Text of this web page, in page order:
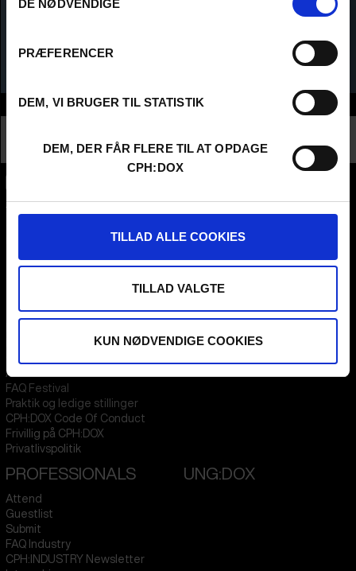
DE NØDVENDIGE
PRÆFERENCER
DEM, VI BRUGER TIL STATISTIK
DEM, DER FÅR FLERE TIL AT OPDAGE
CPH:DOX
TILLAD ALLE COOKIES
TILLAD VALGTE
KUN NØDVENDIGE COOKIES
Info
Profession
Director
CPH:DOX
Flæsketorvet 60, 3s
Arkiv
FAQ Festival
Praktik og ledige stillinger
CPH:DOX Code Of Conduct
Frivillig på CPH:DOX
Privatlivspolitik
PARA:DOX
PROFESSIONALS
Attend
Guestlist
Submit
FAQ Industry
CPH:INDUSTRY Newsletter
UNG:DOX